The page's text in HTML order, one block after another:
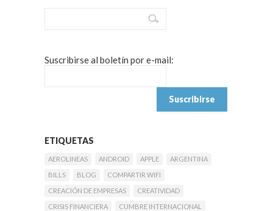
Suscribirse al boletín por e-mail:
ETIQUETAS
AEROLINEAS ANDROID APPLE
ARGENTINA
BILLS
BLOG
COMPARTIR WIFI
CREACIÓN DE EMPRESAS
CREATIVIDAD
CRISIS FINANCIERA
CUMBRE INTERNACIONAL